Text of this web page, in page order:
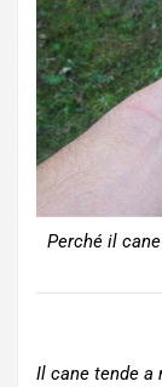
Perché il
Il cane tende a